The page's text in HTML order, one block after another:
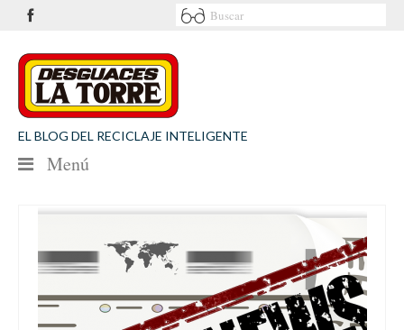
EL BLOG DEL RECICLAJE INTELIGENTE
Menú
SEGURIDAD VIAL
MEDIO AMBIENTE
PATROCINIOS